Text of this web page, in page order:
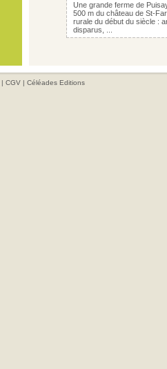
Une grande ferme de
500 m du château de St-
rurale du début du siècle :
disparus, ...
| CGV | Céléades Editions